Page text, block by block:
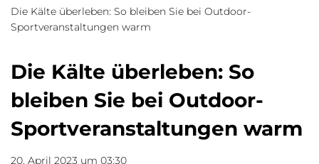
Die Kälte überleben: So bleiben Sie bei Outdoor-
Sportveranstaltungen warm
Die Kälte überleben: So
bleiben Sie bei Outdoor-
Sportveranstaltungen warm
20. April 2023 um 03:30